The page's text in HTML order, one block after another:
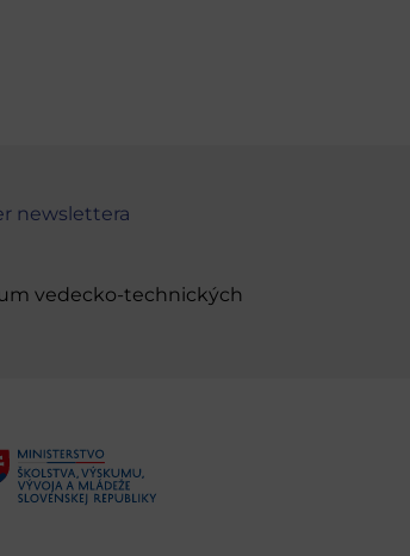
newslettera
vedecko-technických